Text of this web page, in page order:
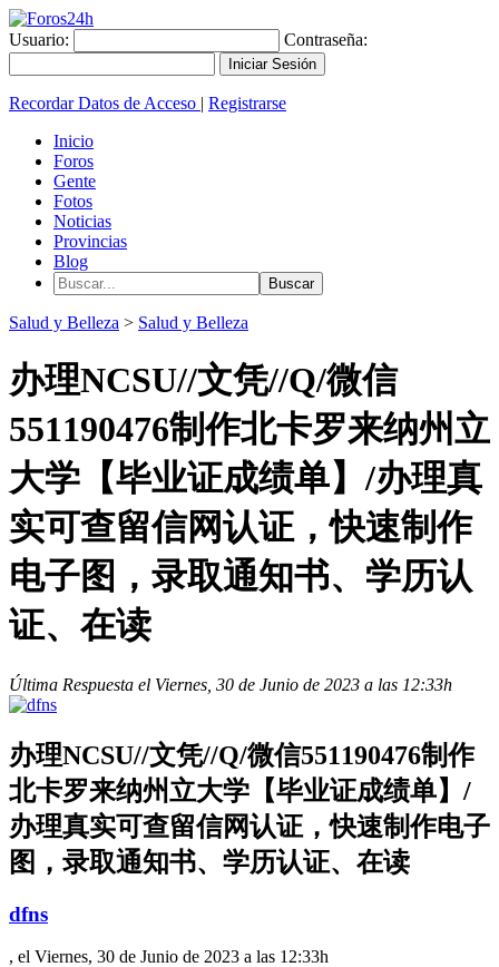
Usuario: Contraseña:
Recordar Datos de Acceso | Registrarse
Inicio
Foros
Gente
Fotos
Noticias
Provincias
Blog
Salud y Belleza > Salud y Belleza
办理NCSU//文凭//Q/微信
551190476制作北卡罗来纳州立
大学【毕业证成绩单】/办理真
实可查留信网认证，快速制作
电子图，录取通知书、学历认
证、在读
Última Respuesta el Viernes, 30 de Junio de 2023 a las 12:33h
办理NCSU//文凭//Q/微信551190476制作
北卡罗来纳州立大学【毕业证成绩单】/
办理真实可查留信网认证，快速制作电子
图，录取通知书、学历认证、在读
dfns
, el Viernes, 30 de Junio de 2023 a las 12:33h